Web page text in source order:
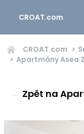
CROAT.com
CROAT.com
Apartmány Asea
← Zpět na